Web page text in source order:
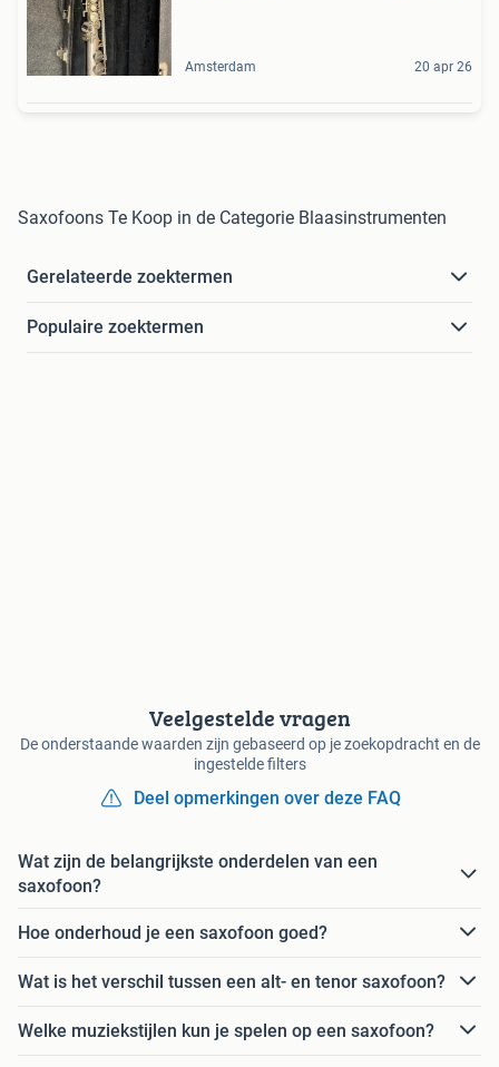
Amsterdam 20 apr 26
Saxofoons Te Koop in de Categorie Blaasinstrumenten
Gerelateerde zoektermen
Populaire zoektermen
Veelgestelde vragen
De onderstaande waarden zijn gebaseerd op je zoekopdracht en de
ingestelde filters
Deel opmerkingen over deze FAQ
Wat zijn de belangrijkste onderdelen van een
saxofoon?
Hoe onderhoud je een saxofoon goed?
Wat is het verschil tussen een alt- en tenor saxofoon?
Welke muziekstijlen kun je spelen op een saxofoon?